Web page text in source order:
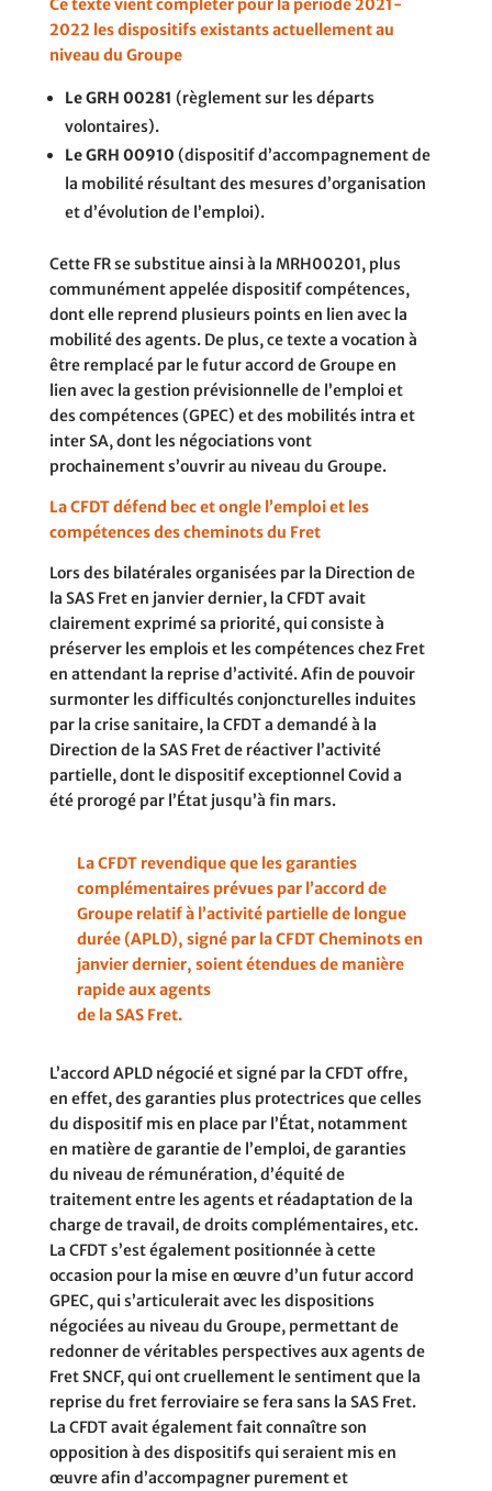
Ce texte vient compléter pour la période 2021-
2022 les dispositifs existants actuellement au
niveau du Groupe
Le GRH 00281 (règlement sur les départs
volontaires).
Le GRH 00910 (dispositif d’accompagnement de
la mobilité résultant des mesures d’organisation
et d’évolution de l’emploi).
Cette FR se substitue ainsi à la MRH00201, plus
communément appelée dispositif compétences,
dont elle reprend plusieurs points en lien avec la
mobilité des agents. De plus, ce texte a vocation à
être remplacé par le futur accord de Groupe en
lien avec la gestion prévisionnelle de l’emploi et
des compétences (GPEC) et des mobilités intra et
inter SA, dont les négociations vont
prochainement s’ouvrir au niveau du Groupe.
La CFDT défend bec et ongle l’emploi et les
compétences des cheminots du Fret
Lors des bilatérales organisées par la Direction de
la SAS Fret en janvier dernier, la CFDT avait
clairement exprimé sa priorité, qui consiste à
préserver les emplois et les compétences chez Fret
en attendant la reprise d’activité. Afin de pouvoir
surmonter les difficultés conjoncturelles induites
par la crise sanitaire, la CFDT a demandé à la
Direction de la SAS Fret de réactiver l’activité
partielle, dont le dispositif exceptionnel Covid a
été prorogé par l’État jusqu’à fin mars.
La CFDT revendique que les garanties
complémentaires prévues par l’accord de
Groupe relatif à l’activité partielle de longue
durée (APLD), signé par la CFDT Cheminots en
janvier dernier, soient étendues de manière
rapide aux agents
de la SAS Fret.
L’accord APLD négocié et signé par la CFDT offre,
en effet, des garanties plus protectrices que celles
du dispositif mis en place par l’État, notamment
en matière de garantie de l’emploi, de garanties
du niveau de rémunération, d’équité de
traitement entre les agents et réadaptation de la
charge de travail, de droits complémentaires, etc.
La CFDT s’est également positionnée à cette
occasion pour la mise en œuvre d’un futur accord
GPEC, qui s’articulerait avec les dispositions
négociées au niveau du Groupe, permettant de
redonner de véritables perspectives aux agents de
Fret SNCF, qui ont cruellement le sentiment que la
reprise du fret ferroviaire se fera sans la SAS Fret.
La CFDT avait également fait connaître son
opposition à des dispositifs qui seraient mis en
œuvre afin d’accompagner purement et